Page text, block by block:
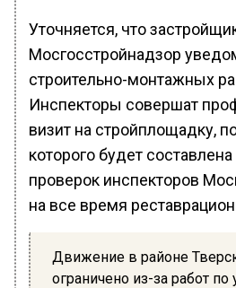
Уточняется, что
Мосгосстройнадзор
строительно-монтажных
Инспекторы совершат
визит на стройплощадку,
которого будет
проверок инспекторов
на все время
Движение в районе
ограничено из-за работ